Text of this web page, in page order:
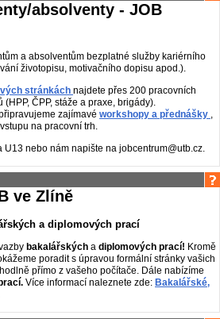
absolventy - JOB
a absolventům bezplatné služby kariérního
životopisu, motivačního dopisu apod.).
stránkách najdete přes 200 pracovních
ČPP, stáže a praxe, brigády).
zajímavé workshopy a přednášky ,
na pracovní trh.
nebo nám napište na jobcentrum@utb.cz.
ve Zlíně
a diplomových prací
bakalářských a diplomových prací! Kromě
poradit s úpravou formální stránky vašich
přímo z vašeho počítače. Dále nabízíme
Více informací naleznete zde: Bakalářské,